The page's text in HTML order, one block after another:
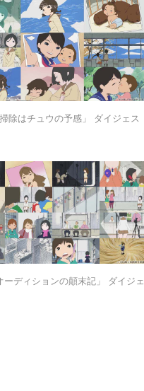
除はチュウの予感」 ダイジェス
ーディションの顛末記」 ダイジェ